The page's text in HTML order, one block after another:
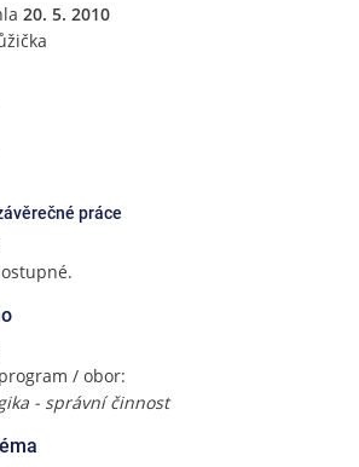
20. 5. 2010
práce
/ obor:
- správní činnost